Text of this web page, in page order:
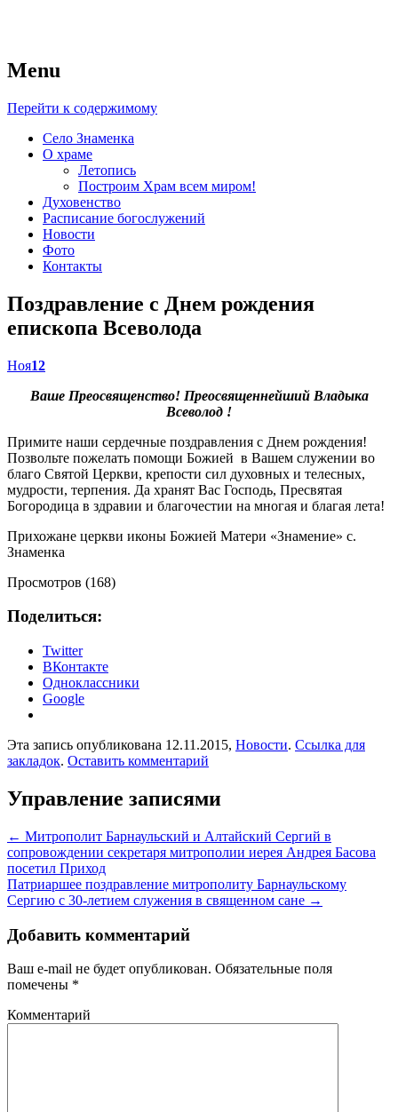
Божией Матери “Знамение”
Menu
Перейти к содержимому
Село Знаменка
О храме
Летопись
Построим Храм всем миром!
Духовенство
Расписание богослужений
Новости
Фото
Контакты
Поздравление с Днем рождения
епископа Всеволода
Ноя12
Ваше Преосвященство! Преосвященнейший Владыка
Всеволод !
Примите наши сердечные поздравления с Днем рождения!
Позвольте пожелать помощи Божией в Вашем служении во
благо Святой Церкви, крепости сил духовных и телесных,
мудрости, терпения. Да хранят Вас Господь, Пресвятая
Богородица в здравии и благочестии на многая и благая лета!
Прихожане церкви иконы Божией Матери «Знамение» с.
Знаменка
Просмотров (168)
Поделиться:
Twitter
ВКонтакте
Одноклассники
Google
Эта запись опубликована 12.11.2015, Новости. Ссылка для
закладок. Оставить комментарий
Управление записями
← Митрополит Барнаульский и Алтайский Сергий в
сопровождении секретаря митрополии иерея Андрея Басова
посетил Приход
Патриаршее поздравление митрополиту Барнаульскому
Сергию с 30-летием служения в священном сане →
Добавить комментарий
Ваш e-mail не будет опубликован. Обязательные поля
помечены *
Комментарий